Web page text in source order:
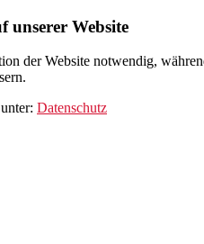
unserer Website
der Website notwendig,
Datenschutz